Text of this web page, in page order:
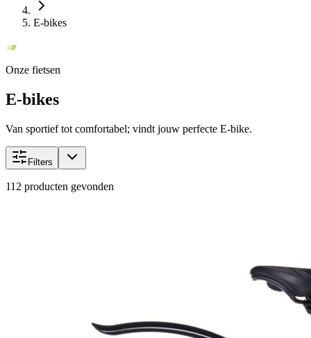
E-bikes
Onze fietsen
E-bikes
Van sportief tot comfortabel; vindt jouw perfecte E-bike.
Filters
112 producten gevonden